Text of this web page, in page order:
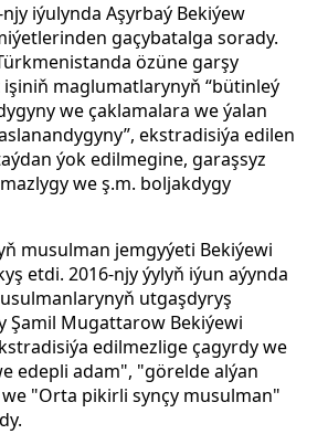
iýulynda Aşyrbaý Bekiýew
gaçybatalga sorady.
özüne garşy
maglumatlarynyň “bütinleý
we çaklamalara we ýalan
ekstradisiýa edilen
ýok edilmegine, garaşsyz
we ş.m. boljakdygy
musulman jemgyýeti Bekiýewi
etdi. 2016-njy ýylyň iýun aýynda
utgaşdyryş
Şamil Mugattarow Bekiýewi
edilmezlige çagyrdy we
edepli adam", "görelde alýan
"Orta pikirli synçy musulman"